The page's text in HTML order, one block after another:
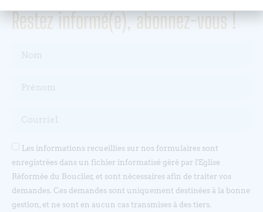
Restez informé(e), abonnez-vous !
Les informations recueillies sur nos formulaires sont
enregistrées dans un fichier informatisé géré par l'Eglise
Réformée du Bouclier, et sont nécessaires afin de traiter vos
demandes. Ces demandes sont uniquement destinées à la bonne
gestion, et ne sont en aucun cas transmises à des tiers.